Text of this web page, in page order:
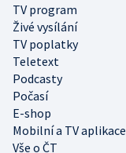
TV program
Živé vysílání
TV poplatky
Teletext
Podcasty
Počasí
E-shop
Mobilní a TV aplikace
Vše o ČT